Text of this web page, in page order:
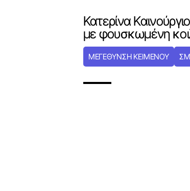
Κατερίνα
με φουσκωμένη
ΜΕΓΕΘΥΝΣΗ ΚΕΙΜΕΝΟΥ